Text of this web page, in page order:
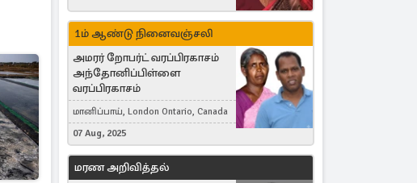
1ம் ஆண்டு நினைவஞ்சலி
அமரர் றோபர்ட் வரப்பிரகாசம்
அந்தோனிப்பிள்ளை
வரப்பிரகாசம்
மானிப்பாய், London Ontario, Canada
07 Aug, 2025
மரண அறிவித்தல்